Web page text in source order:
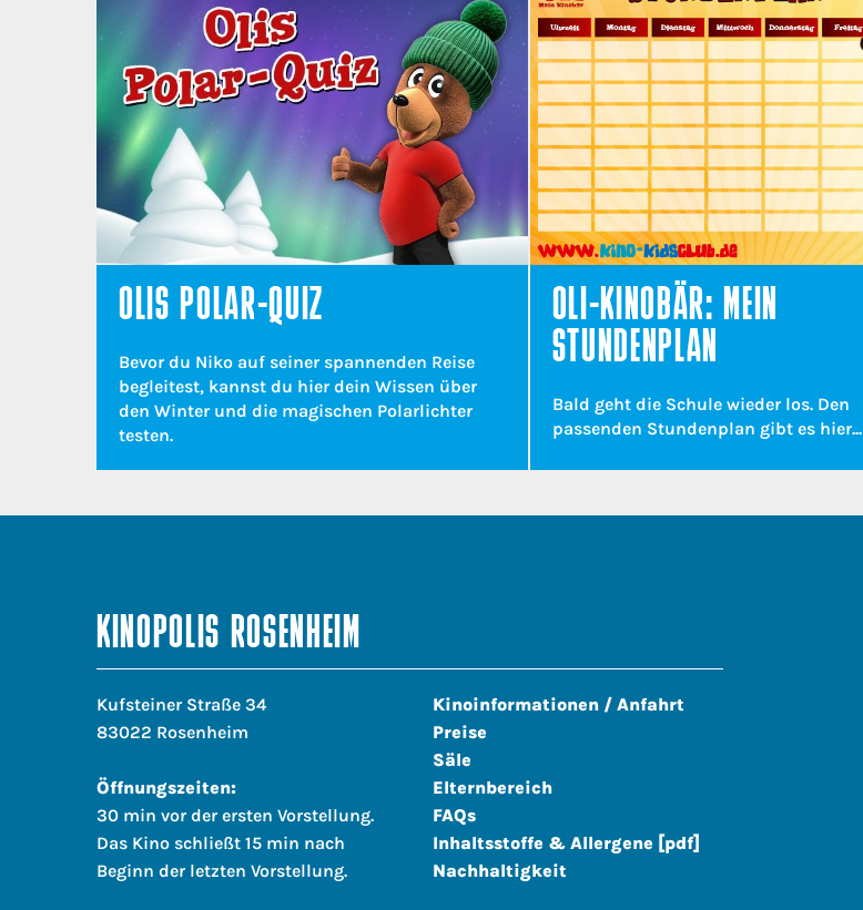
OLIS POLAR-QUIZ
Bevor du Niko auf seiner spannenden Reise
begleitest, kannst du hier dein Wissen über
den Winter und die magischen Polarlichter
testen.
OLI-KINOBÄR: MEIN
STUNDENPLAN
Bald geht die Schule wieder los. Den
passenden Stundenplan gibt es hier...
KINOPOLIS ROSENHEIM
Kufsteiner Straße 34
83022 Rosenheim
Öffnungszeiten:
30 min vor der ersten Vorstellung.
Das Kino schließt 15 min nach
Beginn der letzten Vorstellung.
Kinoinformationen / Anfahrt
Preise
Säle
Elternbereich
FAQs
Inhaltsstoffe & Allergene [pdf]
Nachhaltigkeit